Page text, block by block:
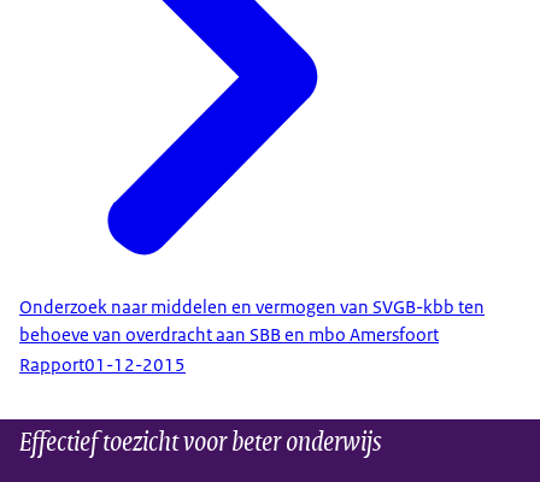
Onderzoek naar middelen en vermogen van SVGB-kbb ten
behoeve van overdracht aan SBB en mbo Amersfoort
Rapport01-12-2015
Effectief toezicht voor beter onderwijs